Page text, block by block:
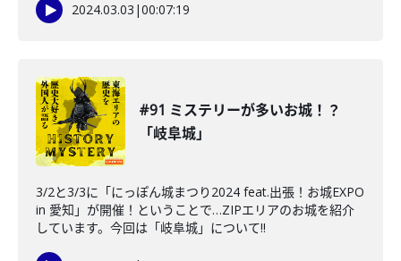
2024.03.03 |00:07:19
#91 ミステリーが多いお城！？
「岐阜城」
3/2と3/3に「にっぽん城まつり2024 feat.出張！お城EXPO
in 愛知」が開催！ということで…ZIPエリアのお城を紹介
しています。今回は「岐阜城」について‼️